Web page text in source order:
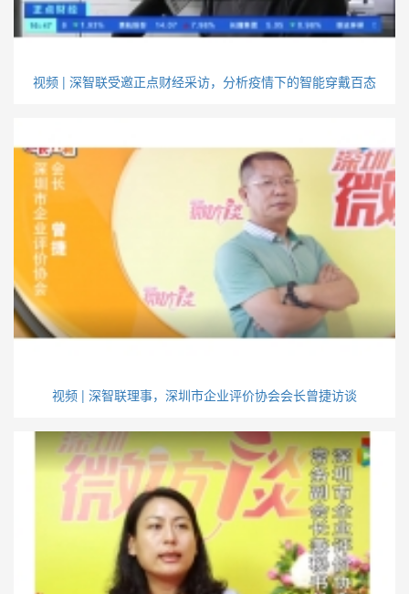
视频 | 深智联受邀正点财经采访，分析疫情下的智能穿戴百态
视频 | 深智联理事，深圳市企业评价协会会长曾捷访谈